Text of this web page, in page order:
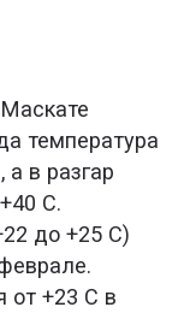
температура
в разгар
С.
до +25 С)
от +23 С в